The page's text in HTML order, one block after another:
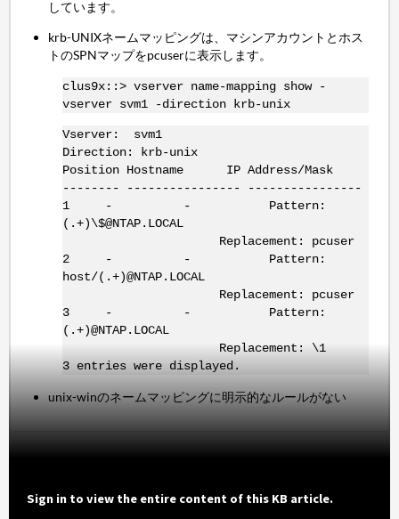
しています。
krb-UNIXネームマッピングは、マシンアカウントとホス
トのSPNマップをpcuserに表示します。
clus9x::> vserver name-mapping show -
vserver svm1 -direction krb-unix
Vserver: svm1
Direction: krb-unix
Position Hostname IP Address/Mask
-------- ---------------- ----------------
1 - - Pattern:
(.+)\$@NTAP.LOCAL
Replacement: pcuser
2 - - Pattern:
host/(.+)@NTAP.LOCAL
Replacement: pcuser
3 - - Pattern:
(.+)@NTAP.LOCAL
Replacement: \1
3 entries were displayed.
unix-winのネームマッピングに明示的なルールがない
Sign in to view the entire content of this KB article.